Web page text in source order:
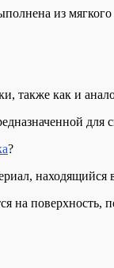
из мягкого
также как и
?
находящийся
на поверхность,